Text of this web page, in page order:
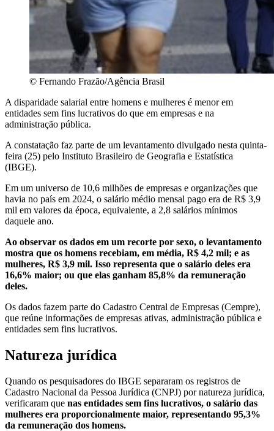
© Fernando Frazão/Agência Brasil
A disparidade salarial entre homens e mulheres é menor em
entidades sem fins lucrativos do que em empresas e na
administração pública.
A constatação faz parte de um levantamento divulgado nesta quinta-
feira (25) pelo Instituto Brasileiro de Geografia e Estatística
(IBGE).
Em um universo de 10,6 milhões de empresas e organizações que
havia no país em 2024, o salário médio mensal pago era de R$ 3,9
mil em valores da época, equivalente, a 2,8 salários mínimos
daquele ano.
Ao observar os dados em um recorte por sexo, o levantamento
mostra que os homens recebiam, em média, R$ 4,2 mil; e as
mulheres, R$ 3,9 mil. Isso representa que o salário deles era
16,6% maior; ou que elas ganham 85,8% da remuneração
deles.
Os dados fazem parte do Cadastro Central de Empresas (Cempre),
que reúne informações de empresas ativas, administração pública e
entidades sem fins lucrativos.
Natureza jurídica
Quando os pesquisadores do IBGE separaram os registros de
Cadastro Nacional da Pessoa Jurídica (CNPJ) por natureza jurídica,
verificaram que nas entidades sem fins lucrativos, o salário das
mulheres era proporcionalmente maior, representando 95,3%
da remuneração dos homens.